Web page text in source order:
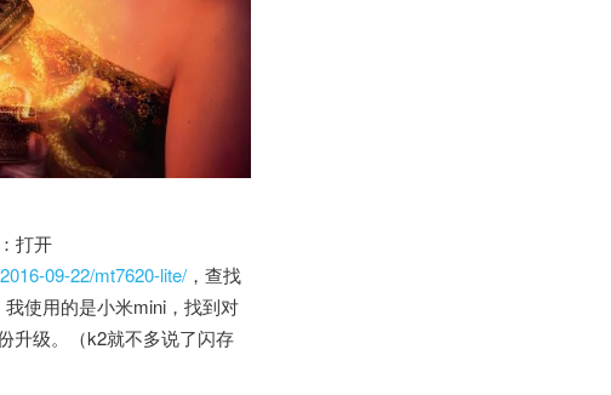
打开
09-22/mt7620-lite/ ，查找
使用的是小米mini，找到对
升级。（k2就不多说了闪存